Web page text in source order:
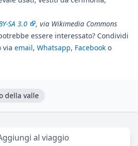
SA 3.0
, via Wikimedia Commons
essere interessato? Condividi
via email, Whatsapp, Facebook o
della valle
al viaggio